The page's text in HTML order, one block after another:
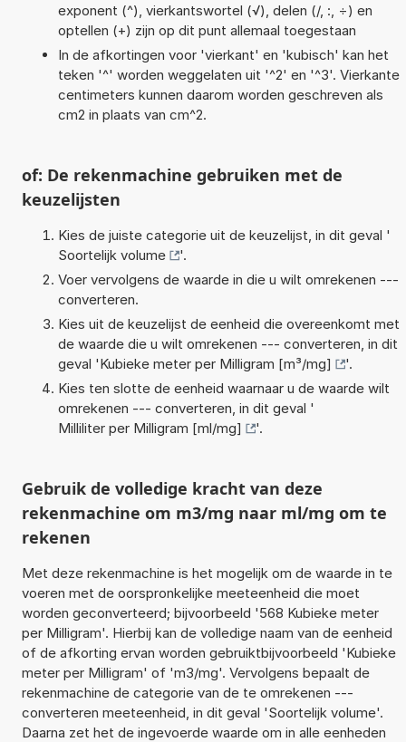
exponent (^), vierkantswortel (√), delen (/, :, ÷) en
optellen (+) zijn op dit punt allemaal toegestaan
In de afkortingen voor 'vierkant' en 'kubisch' kan het
teken '^' worden weggelaten uit '^2' en '^3'. Vierkante
centimeters kunnen daarom worden geschreven als
cm2 in plaats van cm^2.
of: De rekenmachine gebruiken met de
keuzelijsten
Kies de juiste categorie uit de keuzelijst, in dit geval '
Soortelijk volume
'.
Voer vervolgens de waarde in die u wilt omrekenen ---
converteren.
Kies uit de keuzelijst de eenheid die overeenkomt met
de waarde die u wilt omrekenen --- converteren, in dit
geval 'Kubieke meter per Milligram [m³/mg]
'.
Kies ten slotte de eenheid waarnaar u de waarde wilt
omrekenen --- converteren, in dit geval '
Milliliter per Milligram [ml/mg]
'.
Gebruik de volledige kracht van deze
rekenmachine om m3/mg naar ml/mg om te
rekenen
Met deze rekenmachine is het mogelijk om de waarde in te
voeren met de oorspronkelijke meeteenheid die moet
worden geconverteerd; bijvoorbeeld '568 Kubieke meter
per Milligram'. Hierbij kan de volledige naam van de eenheid
of de afkorting ervan worden gebruiktbijvoorbeeld 'Kubieke
meter per Milligram' of 'm3/mg'. Vervolgens bepaalt de
rekenmachine de categorie van de te omrekenen ---
converteren meeteenheid, in dit geval 'Soortelijk volume'.
Daarna zet het de ingevoerde waarde om in alle eenheden